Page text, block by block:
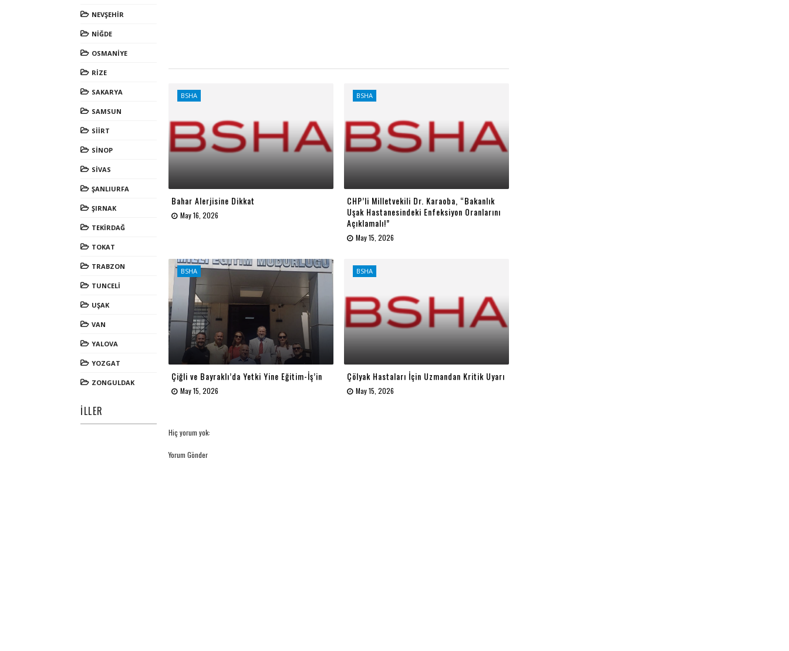
NEVŞEHİR
NİĞDE
OSMANİYE
RİZE
SAKARYA
SAMSUN
SİİRT
SİNOP
SİVAS
ŞANLIURFA
ŞIRNAK
TEKİRDAĞ
TOKAT
TRABZON
TUNCELİ
UŞAK
VAN
YALOVA
YOZGAT
ZONGULDAK
İLLER
BSHA
Bahar Alerjisine Dikkat
May 16, 2026
BSHA
CHP’li Milletvekili Dr. Karaoba, “Bakanlık
Uşak Hastanesindeki Enfeksiyon Oranlarını
Açıklamalı!”
May 15, 2026
BSHA
Çiğli ve Bayraklı’da Yetki Yine Eğitim-İş’in
May 15, 2026
BSHA
Çölyak Hastaları İçin Uzmandan Kritik Uyarı
May 15, 2026
Hiç yorum yok:
Yorum Gönder